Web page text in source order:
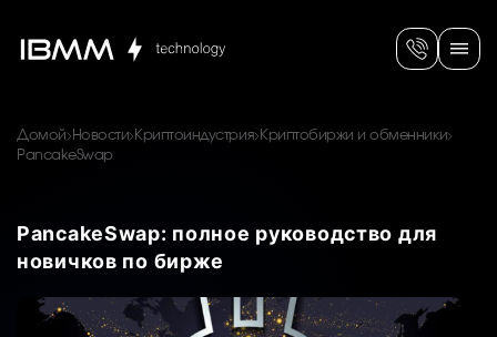
Домой Новости Криптоиндустрия Криптобиржи и обменники
PancakeSwap
PancakeSwap: полное руководство для
новичков по бирже